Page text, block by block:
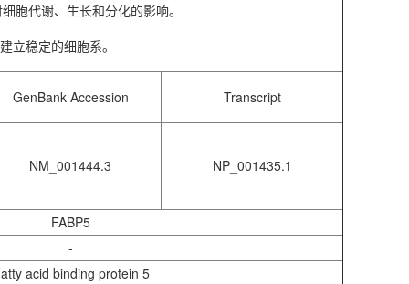
胞代谢、生长和分化的影响。
立稳定的细胞系。
GenBank Accession Transcript
NM_001444.3 NP_001435.1
FABP5
-
acid binding protein 5